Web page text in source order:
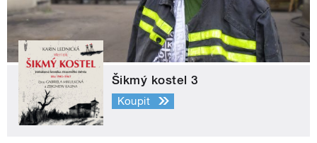
Šikmý kostel 3
Koupit